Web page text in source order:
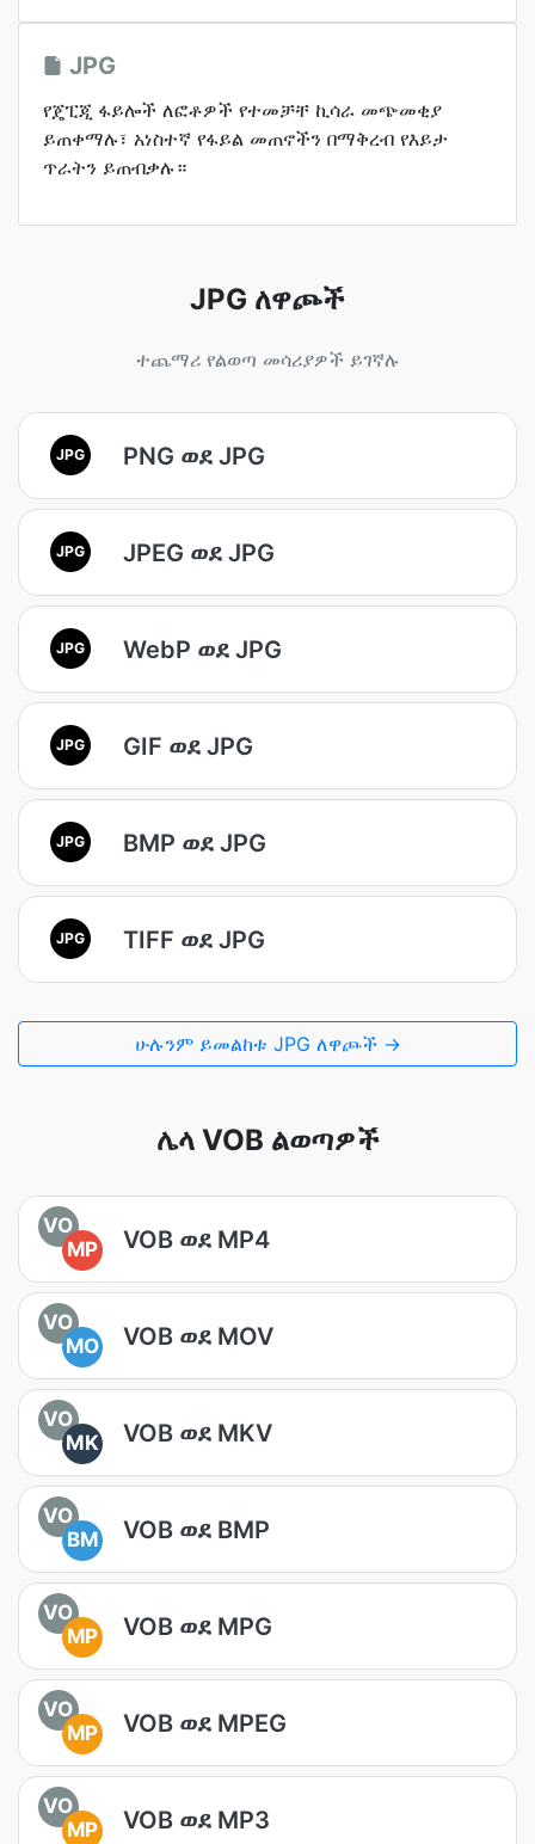
JPG
የጄፒጂ ፋይሎች ለፎቶዎች የተመቻቸ ኪሳራ መጭመቂያ
ይጠቀማሉ፣ አነስተኛ የፋይል መጠኖችን በማቅረብ የእይታ
ጥራትን ይጠብቃሉ።
JPG ለዋጮች
ተጨማሪ የልወጣ መሳሪያዎች ይገኛሉ
JPG PNG ወደ JPG
JPG JPEG ወደ JPG
JPG WebP ወደ JPG
JPG GIF ወደ JPG
JPG BMP ወደ JPG
JPG TIFF ወደ JPG
ሁሉንም ይመልከቱ JPG ለዋጮች →
ሌላ VOB ልወጣዎች
VO
MP
VOB ወደ MP4
VO
MO
VOB ወደ MOV
VO
MK
VOB ወደ MKV
VO
BM
VOB ወደ BMP
VO
MP
VOB ወደ MPG
VO
MP
VOB ወደ MPEG
VO
MP
VOB ወደ MP3